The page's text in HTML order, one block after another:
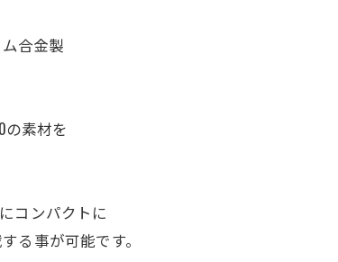
合金製
の素材を
コンパクトに
る事が可能です。